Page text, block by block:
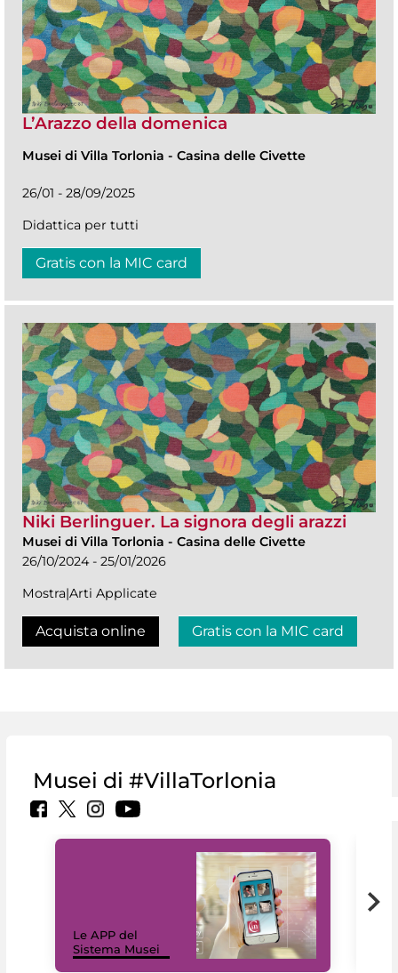
L’Arazzo della domenica
Musei di Villa Torlonia - Casina delle Civette
26/01 - 28/09/2025
Didattica per tutti
Gratis con la MIC card
Niki Berlinguer. La signora degli arazzi
Musei di Villa Torlonia - Casina delle Civette
26/10/2024 - 25/01/2026
Mostra|Arti Applicate
Acquista online Gratis con la MIC card
Musei di #VillaTorlonia
Le APP del
Sistema Musei